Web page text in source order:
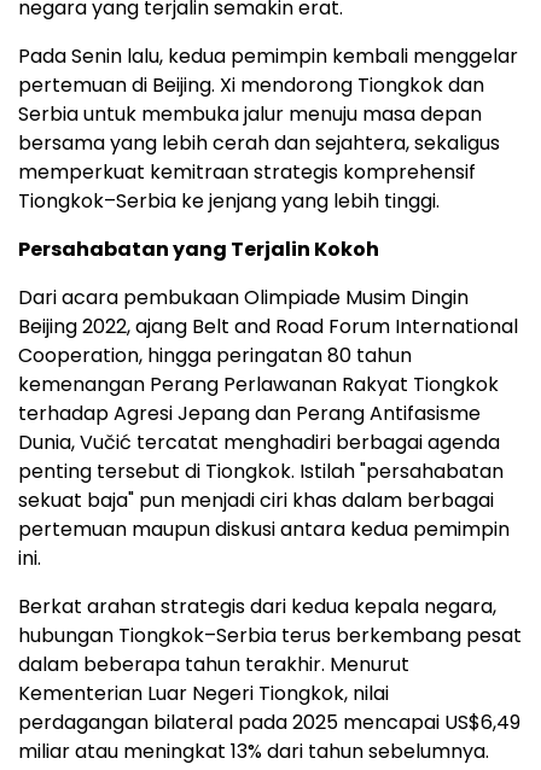
negara yang terjalin semakin erat.
Pada Senin lalu, kedua pemimpin kembali menggelar
pertemuan di Beijing. Xi mendorong Tiongkok dan
Serbia untuk membuka jalur menuju masa depan
bersama yang lebih cerah dan sejahtera, sekaligus
memperkuat kemitraan strategis komprehensif
Tiongkok–Serbia ke jenjang yang lebih tinggi.
Persahabatan yang Terjalin Kokoh
Dari acara pembukaan Olimpiade Musim Dingin
Beijing 2022, ajang Belt and Road Forum International
Cooperation, hingga peringatan 80 tahun
kemenangan Perang Perlawanan Rakyat Tiongkok
terhadap Agresi Jepang dan Perang Antifasisme
Dunia, Vučić tercatat menghadiri berbagai agenda
penting tersebut di Tiongkok. Istilah "persahabatan
sekuat baja" pun menjadi ciri khas dalam berbagai
pertemuan maupun diskusi antara kedua pemimpin
ini.
Berkat arahan strategis dari kedua kepala negara,
hubungan Tiongkok–Serbia terus berkembang pesat
dalam beberapa tahun terakhir. Menurut
Kementerian Luar Negeri Tiongkok, nilai
perdagangan bilateral pada 2025 mencapai US$6,49
miliar atau meningkat 13% dari tahun sebelumnya.